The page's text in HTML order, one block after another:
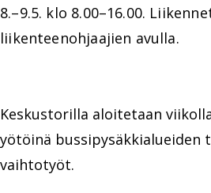
8.–9.5. klo 8.00–16.00.
liikenteenohjaajien avulla.
Keskustorilla aloitetaan
yötöinä bussipysäkkialueiden
vaihtotyöt.